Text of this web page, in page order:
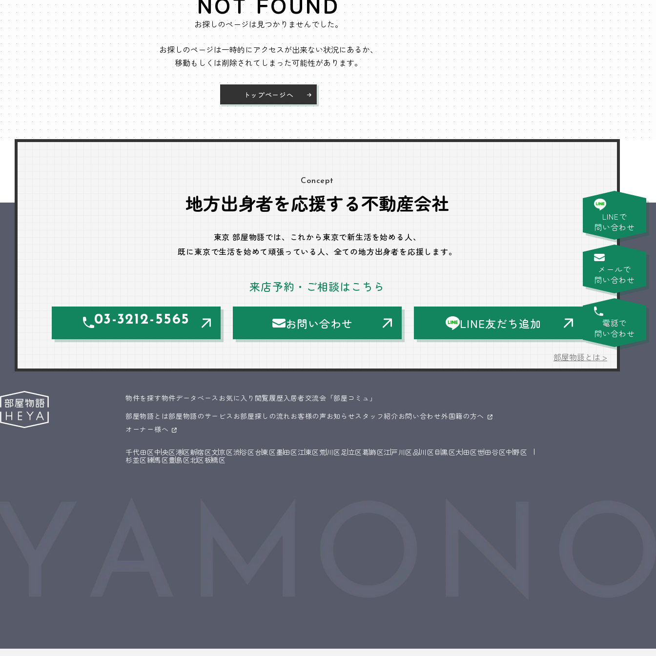
お探しのページは見つかりませんでした。
お探しのページは一時的にアクセスが出来ない状況にあるか、
移動もしくは削除されてしまった可能性があります。
トップページへ
Concept
地方出身者を応援する不動産会社
東京 部屋物語では、
これから東京で新生活を始める人、
既に東京で生活を始めて頑張っている人、 全ての地方出身者を応援します。
来店予約・ご相談はこちら
03-3212-5565 お問い合わせ LINE友だち追加
部屋物語とは >
物件を探す物件データベース お気に入り 閲覧履歴入居者交流会「部屋コミュ」
部屋物語とは部屋物語のサービス お部屋探しの流れ お客様の声お知らせスタッフ紹介お問い合わせ外国籍の方へ
オーナー様へ
千代田区中央区港区新宿区文京区渋谷区台東区墨田区江東区荒川区足立区葛飾区江戸川区品川区 目黒区大田区世田谷区中野区
杉並区練馬区豊島区北区板橋区
LINEで
問い合わせ
メールで
問い合わせ
電話で
問い合わせ